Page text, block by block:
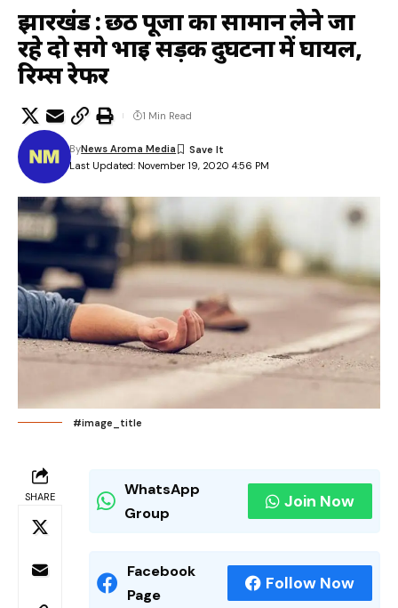
झारखंड : छठ पूजा का सामान लेने जा
रहे दो सगे भाई सड़क दुर्घटना में घायल,
रिम्स रेफर
Last Updated: November 19, 2020 4:56 PM
ByNews Aroma Media
1 Min Read
#image_title
SHARE
WhatsApp
Group
Join Now
Facebook
Page
Follow Now